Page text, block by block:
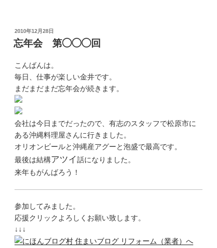
投
稿
日:
2010年12月28日
忘年会 第◯◯◯回
こんばんは。
毎日、仕事が楽しい金井です。
まだまだまだ忘年会が続きます。
会社は今日までだったので、有志のスタッフで松原市に
ある沖縄料理屋さんに行きました。
オリオンビールと沖縄産アグーと泡盛で最高です。
最後は結構アツイ話になりました。
来年もがんばろう！
参加してみました。
応援クリックよろしくお願い致します。
↓↓↓